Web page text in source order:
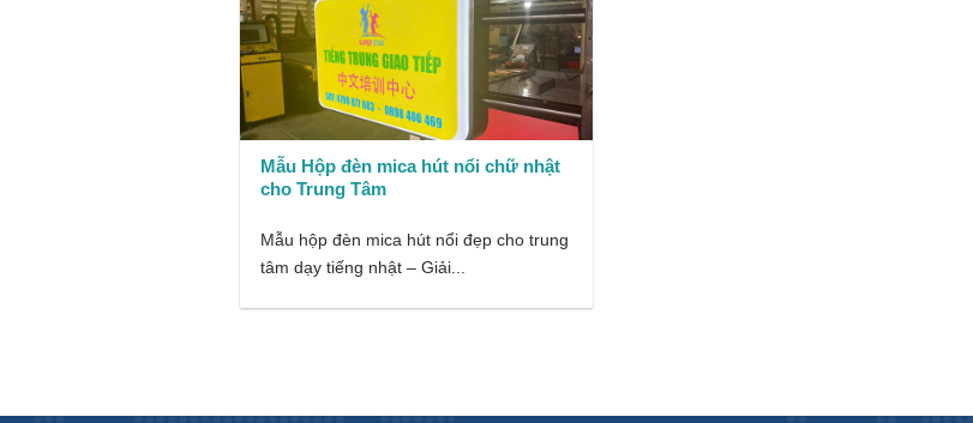
Mẫu Hộp đèn mica hút nổi chữ nhật
cho Trung Tâm
Mẫu hộp đèn mica hút nổi đẹp cho trung
tâm dạy tiếng nhật – Giải...